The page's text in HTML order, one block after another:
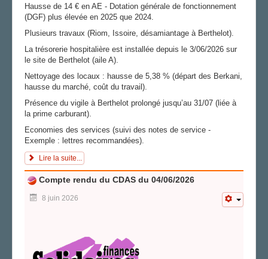
Hausse de 14 € en AE - Dotation générale de fonctionnement
(DGF) plus élevée en 2025 que 2024.
Plusieurs travaux (Riom, Issoire, désamiantage à Berthelot).
La trésorerie hospitalière est installée depuis le 3/06/2026 sur
le site de Berthelot (aile A).
Nettoyage des locaux : hausse de 5,38 % (départ des Berkani,
hausse du marché, coût du travail).
Présence du vigile à Berthelot prolongé jusqu’au 31/07 (liée à
la prime carburant).
Economies des services (suivi des notes de service -
Exemple : lettres recommandées).
Lire la suite...
Compte rendu du CDAS du 04/06/2026
8 juin 2026